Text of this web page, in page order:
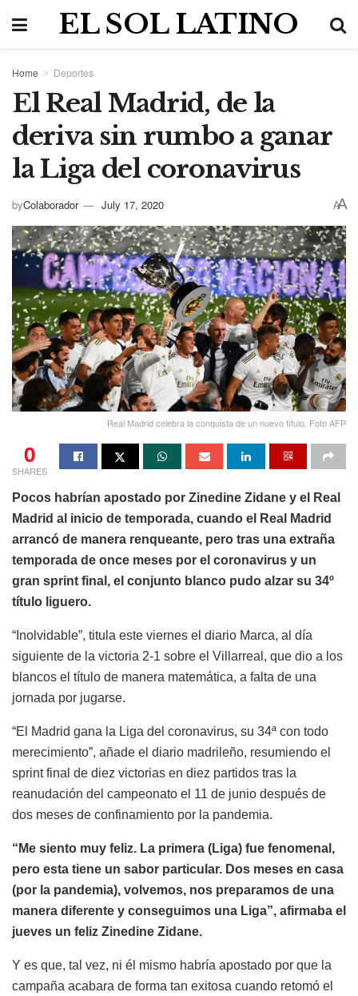
EL SOL LATINO
Home Deportes
El Real Madrid, de la
deriva sin rumbo a ganar
la Liga del coronavirus
byColaborador July 17, 2020 AA
Real Madrid celebra la conquista de un nuevo título. Foto AFP
0
SHARES
Pocos habrían apostado por Zinedine Zidane y el Real
Madrid al inicio de temporada, cuando el Real Madrid
arrancó de manera renqueante, pero tras una extraña
temporada de once meses por el coronavirus y un
gran sprint final, el conjunto blanco pudo alzar su 34º
título liguero.
“Inolvidable”, titula este viernes el diario Marca, al día
siguiente de la victoria 2-1 sobre el Villarreal, que dio a los
blancos el título de manera matemática, a falta de una
jornada por jugarse.
“El Madrid gana la Liga del coronavirus, su 34ª con todo
merecimiento”, añade el diario madrileño, resumiendo el
sprint final de diez victorias en diez partidos tras la
reanudación del campeonato el 11 de junio después de
dos meses de confinamiento por la pandemia.
“Me siento muy feliz. La primera (Liga) fue fenomenal,
pero esta tiene un sabor particular. Dos meses en casa
(por la pandemia), volvemos, nos preparamos de una
manera diferente y conseguimos una Liga”, afirmaba el
jueves un feliz Zinedine Zidane.
Y es que, tal vez, ni él mismo habría apostado por que la
campaña acabara de forma tan exitosa cuando retomó el